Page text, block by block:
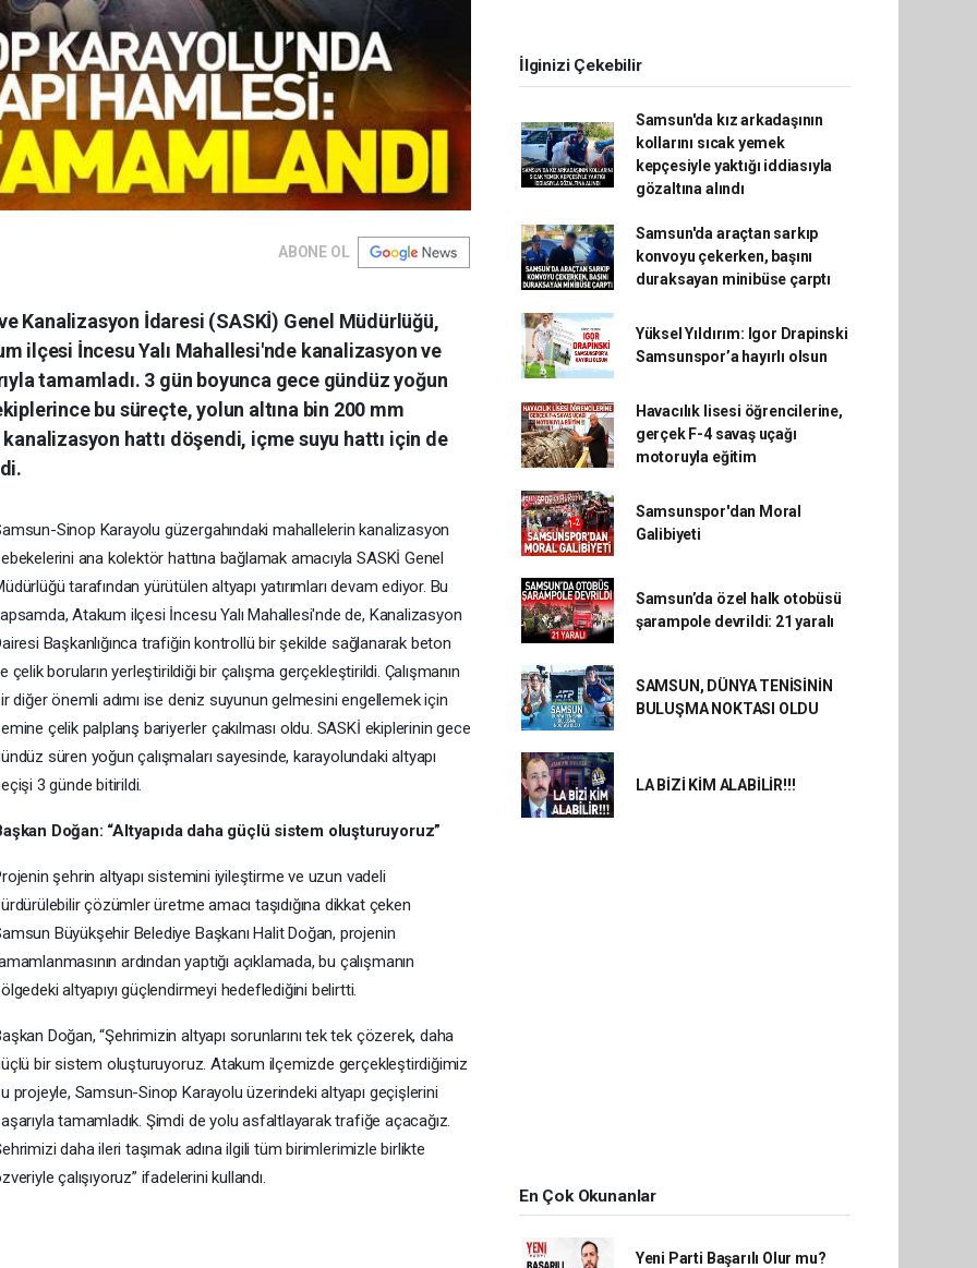
ABONE OL
Kanalizasyon İdaresi (SASKİ) Genel Müdürlüğü,
ilçesi İncesu Yalı Mahallesi'nde kanalizasyon ve
tamamladı. 3 gün boyunca gece gündüz yoğun
bu süreçte, yolun altına bin 200 mm
hattı döşendi, içme suyu hattı için de
Sinop Karayolu güzergahındaki mahallelerin kanalizasyon
ana kolektör hattına bağlamak amacıyla SASKİ Genel
tarafından yürütülen altyapı yatırımları devam ediyor. Bu
Atakum ilçesi İncesu Yalı Mahallesi'nde de, Kanalizasyon
Başkanlığınca trafiğin kontrollü bir şekilde sağlanarak beton
çelik boruların yerleştirildiği bir çalışma gerçekleştirildi. Çalışmanın
diğer önemli adımı ise deniz suyunun gelmesini engellemek için
çelik palplanş bariyerler çakılması oldu. SASKİ ekiplerinin gece
süren yoğun çalışmaları sayesinde, karayolundaki altyapı
3 günde bitirildi.
Doğan: “Altyapıda daha güçlü sistem oluşturuyoruz”
şehrin altyapı sistemini iyileştirme ve uzun vadeli
çözümler üretme amacı taşıdığına dikkat çeken
Büyükşehir Belediye Başkanı Halit Doğan, projenin
ardından yaptığı açıklamada, bu çalışmanın
altyapıyı güçlendirmeyi hedeflediğini belirtti.
Doğan, “Şehrimizin altyapı sorunlarını tek tek çözerek, daha
bir sistem oluşturuyoruz. Atakum ilçemizde gerçekleştirdiğimiz
projeyle, Samsun-Sinop Karayolu üzerindeki altyapı geçişlerini
tamamladık. Şimdi de yolu asfaltlayarak trafiğe açacağız.
daha ileri taşımak adına ilgili tüm birimlerimizle birlikte
çalışıyoruz” ifadelerini kullandı.
İlginizi Çekebilir
Samsun'da kız arkadaşının
kollarını sıcak yemek
kepçesiyle yaktığı iddiasıyla
gözaltına alındı
Samsun'da araçtan sarkıp
konvoyu çekerken, başını
duraksayan minibüse çarptı
Yüksel Yıldırım: Igor Drapinski
Samsunspor’a hayırlı olsun
Havacılık lisesi öğrencilerine,
gerçek F-4 savaş uçağı
motoruyla eğitim
Samsunspor'dan Moral
Galibiyeti
Samsun’da özel halk otobüsü
şarampole devrildi: 21 yaralı
SAMSUN, DÜNYA TENİSİNİN
BULUŞMA NOKTASI OLDU
LA BİZİ KİM ALABİLİR!!!
En Çok Okunanlar
Yeni Parti Başarılı Olur mu?